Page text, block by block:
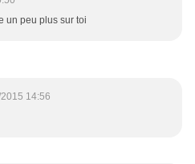
un peu plus sur toi
14:56